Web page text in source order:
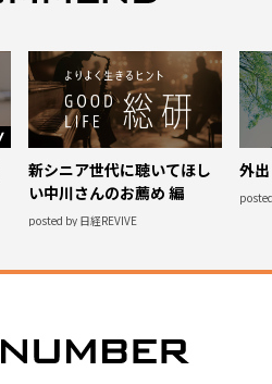
新シニア世代に聴いてほし
い中川さんのお薦め 編
posted by 日経REVIVE
外